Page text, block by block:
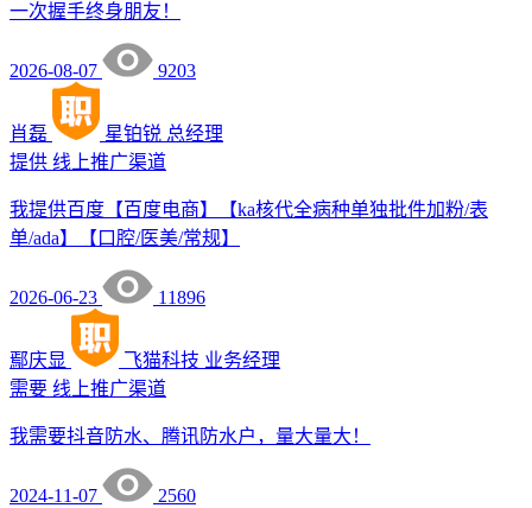
一次握手终身朋友！
2026-08-07 9203
肖磊 星铂锐 总经理
提供 线上推广渠道
我提供百度【百度电商】【ka核代全病种单独批件加粉/表
单/ada】【口腔/医美/常规】
2026-06-23 11896
鄢庆显 飞猫科技 业务经理
需要 线上推广渠道
我需要抖音防水、腾讯防水户，量大量大！
2024-11-07
2560